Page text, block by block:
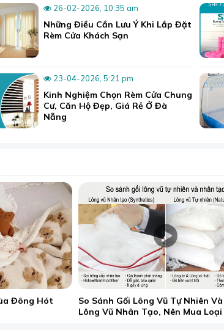
26-02-2026, 10:35 am
Những Điều Cần Lưu Ý Khi Lắp Đặt
Rèm Cửa Khách Sạn
23-04-2026, 5:21 pm
Kinh Nghiệm Chọn Rèm Cửa Chung
Cư, Căn Hộ Đẹp, Giá Rẻ Ở Đà
Nẵng
Đông Hót
So Sánh Gối Lông Vũ Tự Nhiên Và
Lông Vũ Nhân Tạo, Nên Mua Loại